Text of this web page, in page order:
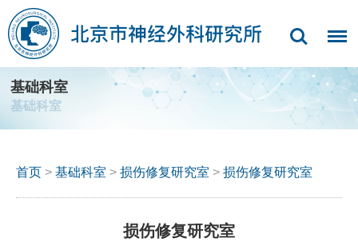
基础科室
基础科室
首页 > 基础科室 > 损伤修复研究室 > 损伤修复研究室
损伤修复研究室